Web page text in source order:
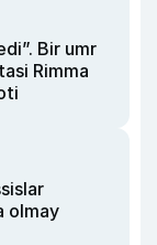
Bir umr
Rimma
olmay